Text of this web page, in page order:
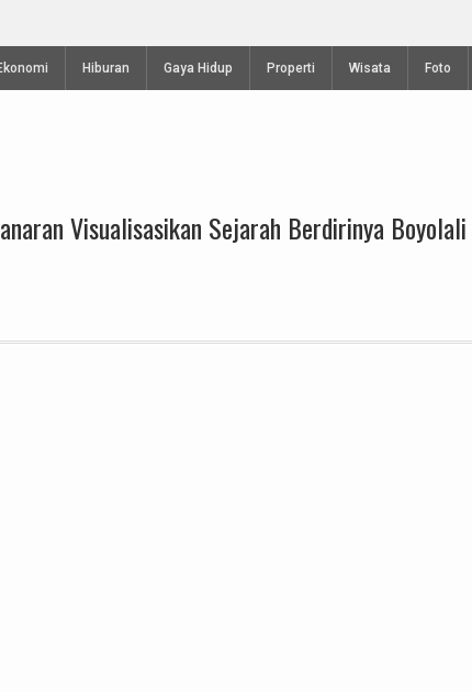
Cheng Ho 2024
Telomoyo VIII 2024
Hiburan Gaya Hidup Properti Wisata Foto
Visualisasikan Sejarah Berdirinya Boyolali